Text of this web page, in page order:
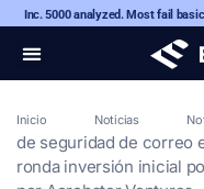
Inc. 5000 analyzed. Most fail
Inicio Noticias
de seguridad de correo
ronda inversión inicial